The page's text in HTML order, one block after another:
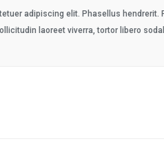
adipiscing elit. Phasellus hendrerit.
laoreet viverra, tortor libero